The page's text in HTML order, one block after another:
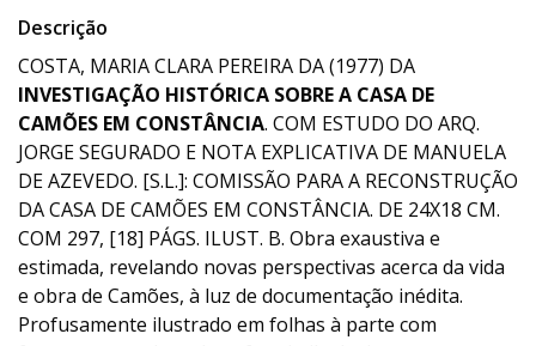
Descrição
COSTA, MARIA CLARA PEREIRA DA (1977) DA
INVESTIGAÇÃO HISTÓRICA SOBRE A CASA DE
CAMÕES EM CONSTÂNCIA. COM ESTUDO DO ARQ.
JORGE SEGURADO E NOTA EXPLICATIVA DE MANUELA
DE AZEVEDO. [S.L.]: COMISSÃO PARA A RECONSTRUÇÃO
DA CASA DE CAMÕES EM CONSTÂNCIA. DE 24X18 CM.
COM 297, [18] PÁGS. ILUST. B. Obra exaustiva e
estimada, revelando novas perspectivas acerca da vida
e obra de Camões, à luz de documentação inédita.
Profusamente ilustrado em folhas à parte com